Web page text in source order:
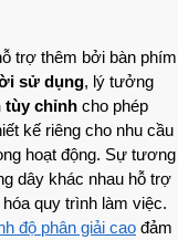
trợ thêm bởi bàn phím
sử dụng, lý tưởng
tùy chỉnh cho phép
kế riêng cho nhu cầu
hoạt động. Sự tương
dây khác nhau hỗ trợ
quy trình làm việc.
độ phân giải cao đảm